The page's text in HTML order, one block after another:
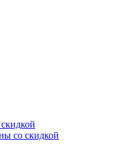
со скидкой